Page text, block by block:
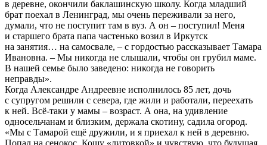
в деревне, окончили баклашинскую школу. Когда младший
брат поехал в Ленинград, мы очень переживали за него,
думали, что не поступит там в вуз. А он – поступил! Меня
и старшего брата папа частенько возил в Иркутск
на занятия… на самосвале, – с гордостью рассказывает Тамара
Ивановна. – Мы никогда не слышали, чтобы он грубил маме.
В нашей семье было заведено: никогда не говорить
неправды».
Когда Александре Андреевне исполнилось 85 лет, дочь
с супругом решили с севера, где жили и работали, переехать
к ней. Всё-таки у мамы – возраст. А она, на удивление
односельчанам и близким, держала скотину, садила огород.
«Мы с Тамарой ещё дружили, и я приехал к ней в деревню.
Попал на сенокос. Кошу «литовкой» и чувствую, что будущая